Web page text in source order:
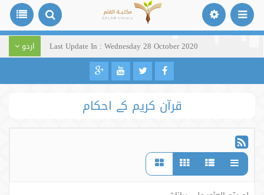
Last Update In : Wednesday 28 October 2020 اردو
قرآن کریم کے احکام